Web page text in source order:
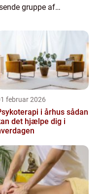
gruppe af
afgrøder og græs...
februar 2026
i århus sådan
det hjælpe dig i